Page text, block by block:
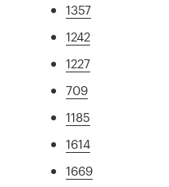
1357
1242
1227
709
1185
1614
1669